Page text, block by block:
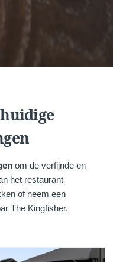
om de verfijnde en
het restaurant
of neem een
The Kingfisher.